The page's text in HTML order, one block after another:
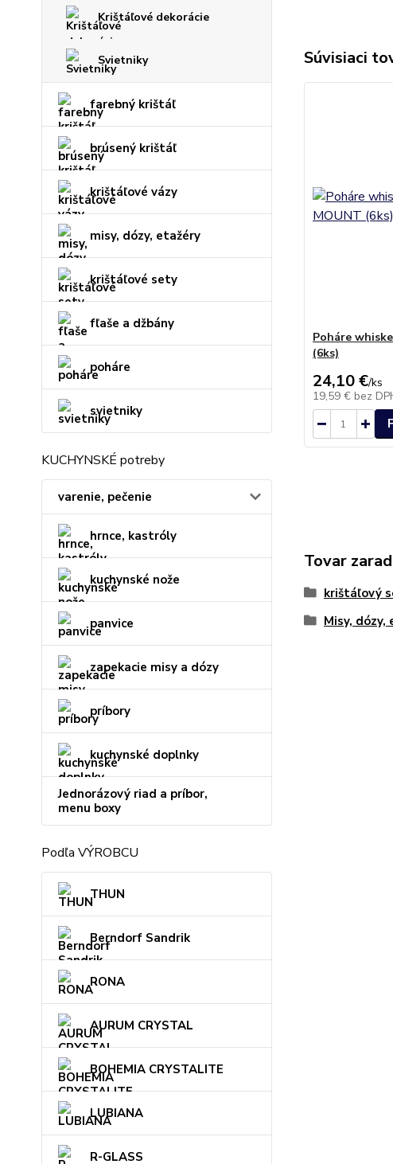
Krištáľové dekorácie
Svietniky
farebný krištáľ
brúsený krištáľ
krištáľové vázy
misy, dózy, etažéry
krištáľové sety
fľaše a džbány
poháre
svietniky
KUCHYNSKÉ potreby
varenie, pečenie
hrnce, kastróly
kuchynské nože
panvice
zapekacie misy a dózy
príbory
kuchynské doplnky
Jednorázový riad a príbor,
menu boxy
Podľa VÝROBCU
THUN
Berndorf Sandrik
RONA
AURUM CRYSTAL
BOHEMIA CRYSTALITE
LUBIANA
R-GLASS
Súvisiaci
Poháre
(6ks)
24,10 €/ks
19,59 € bez
Tovar
krištáľový
Misy, dózy,